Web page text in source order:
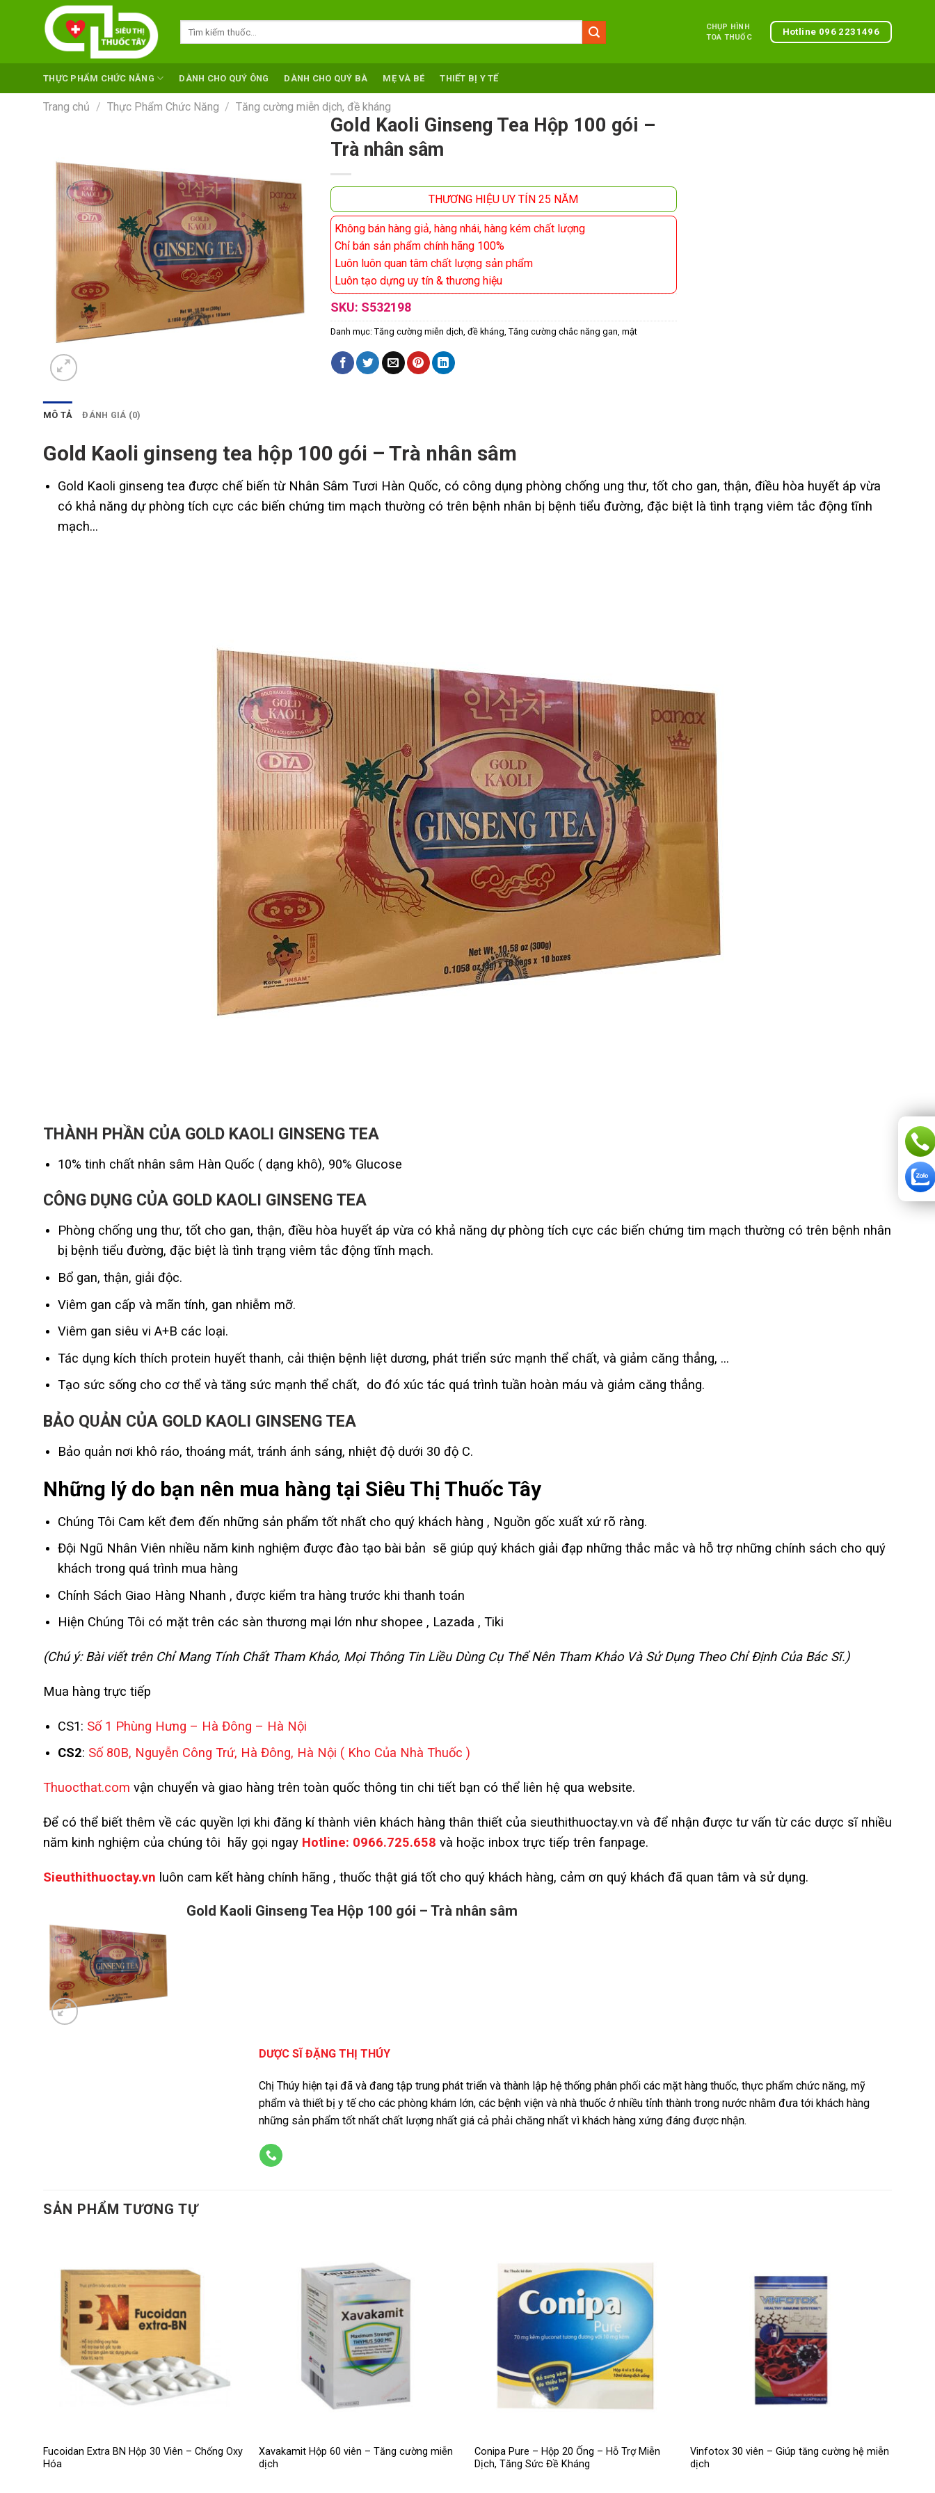
CHỤP HÌNH
TOA THUỐC
Hotline 096 2231496
THỰC PHẨM CHỨC NĂNG DÀNH CHO QUÝ ÔNG DÀNH CHO QUÝ BÀ MẸ VÀ BÉ THIẾT BỊ Y TẾ
Trang chủ / Thực Phẩm Chức Năng / Tăng cường miễn dịch, đề kháng
Gold Kaoli Ginseng Tea Hộp 100 gói –
Trà nhân sâm
THƯƠNG HIỆU UY TÍN 25 NĂM
Không bán hàng giả, hàng nhái, hàng kém chất lượng
Chỉ bán sản phẩm chính hãng 100%
Luôn luôn quan tâm chất lượng sản phẩm
Luôn tạo dựng uy tín & thương hiệu
SKU: S532198
Danh mục: Tăng cường miễn dịch, đề kháng, Tăng cường chắc năng gan, mật
MÔ TẢ ĐÁNH GIÁ (0)
Gold Kaoli ginseng tea hộp 100 gói – Trà nhân sâm
Gold Kaoli ginseng tea được chế biến từ Nhân Sâm Tươi Hàn Quốc, có công dụng phòng chống ung thư, tốt cho gan, thận, điều hòa huyết áp vừa
có khả năng dự phòng tích cực các biến chứng tim mạch thường có trên bệnh nhân bị bệnh tiểu đường, đặc biệt là tình trạng viêm tắc động tĩnh
mạch…
THÀNH PHẦN CỦA GOLD KAOLI GINSENG TEA
10% tinh chất nhân sâm Hàn Quốc ( dạng khô), 90% Glucose
CÔNG DỤNG CỦA GOLD KAOLI GINSENG TEA
Phòng chống ung thư, tốt cho gan, thận, điều hòa huyết áp vừa có khả năng dự phòng tích cực các biến chứng tim mạch thường có trên bệnh nhân
bị bệnh tiểu đường, đặc biệt là tình trạng viêm tắc động tĩnh mạch.
Bổ gan, thận, giải độc.
Viêm gan cấp và mãn tính, gan nhiễm mỡ.
Viêm gan siêu vi A+B các loại.
Tác dụng kích thích protein huyết thanh, cải thiện bệnh liệt dương, phát triển sức mạnh thể chất, và giảm căng thẳng, …
Tạo sức sống cho cơ thể và tăng sức mạnh thể chất, do đó xúc tác quá trình tuần hoàn máu và giảm căng thẳng.
BẢO QUẢN CỦA GOLD KAOLI GINSENG TEA
Bảo quản nơi khô ráo, thoáng mát, tránh ánh sáng, nhiệt độ dưới 30 độ C.
Những lý do bạn nên mua hàng tại Siêu Thị Thuốc Tây
Chúng Tôi Cam kết đem đến những sản phẩm tốt nhất cho quý khách hàng , Nguồn gốc xuất xứ rõ ràng.
Đội Ngũ Nhân Viên nhiều năm kinh nghiệm được đào tạo bài bản sẽ giúp quý khách giải đạp những thắc mắc và hỗ trợ những chính sách cho quý
khách trong quá trình mua hàng
Chính Sách Giao Hàng Nhanh , được kiểm tra hàng trước khi thanh toán
Hiện Chúng Tôi có mặt trên các sàn thương mại lớn như shopee , Lazada , Tiki
(Chú ý: Bài viết trên Chỉ Mang Tính Chất Tham Khảo, Mọi Thông Tin Liều Dùng Cụ Thể Nên Tham Khảo Và Sử Dụng Theo Chỉ Định Của Bác Sĩ.)
Mua hàng trực tiếp
CS1: Số 1 Phùng Hưng – Hà Đông – Hà Nội
CS2: Số 80B, Nguyễn Công Trứ, Hà Đông, Hà Nội ( Kho Của Nhà Thuốc )
Thuocthat.com vận chuyển và giao hàng trên toàn quốc thông tin chi tiết bạn có thể liên hệ qua website.
Để có thể biết thêm về các quyền lợi khi đăng kí thành viên khách hàng thân thiết của sieuthithuoctay.vn và để nhận được tư vấn từ các dược sĩ nhiều
năm kinh nghiệm của chúng tôi hãy gọi ngay Hotline: 0966.725.658 và hoặc inbox trực tiếp trên fanpage.
Sieuthithuoctay.vn luôn cam kết hàng chính hãng , thuốc thật giá tốt cho quý khách hàng, cảm ơn quý khách đã quan tâm và sử dụng.
Gold Kaoli Ginseng Tea Hộp 100 gói – Trà nhân sâm
DƯỢC SĨ ĐẶNG THỊ THÚY
Chị Thúy hiện tại đã và đang tập trung phát triển và thành lập hệ thống phân phối các mặt hàng thuốc, thực phẩm chức năng, mỹ
phẩm và thiết bị y tế cho các phòng khám lớn, các bệnh viện và nhà thuốc ở nhiều tỉnh thành trong nước nhằm đưa tới khách hàng
những sản phẩm tốt nhất chất lượng nhất giá cả phải chăng nhất vì khách hàng xứng đáng được nhận.
SẢN PHẨM TƯƠNG TỰ
Fucoidan Extra BN Hộp 30 Viên – Chống Oxy
Hóa
Xavakamit Hộp 60 viên – Tăng cường miễn
dịch
Conipa Pure – Hộp 20 Ống – Hỗ Trợ Miễn
Dịch, Tăng Sức Đề Kháng
Vinfotox 30 viên – Giúp tăng cường hệ miễn
dịch